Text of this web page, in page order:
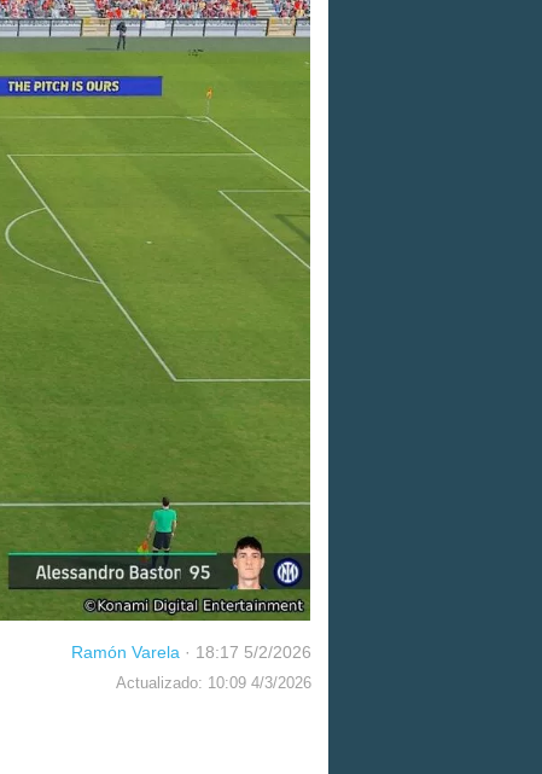
Ramón Varela · 18:17 5/2/2026
Actualizado: 10:09 4/3/2026